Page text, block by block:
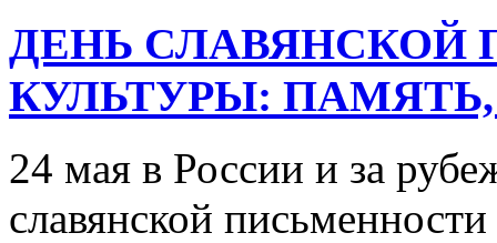
ДЕНЬ СЛАВЯНСКОЙ
КУЛЬТУРЫ:
24 мая в России и за
славянской